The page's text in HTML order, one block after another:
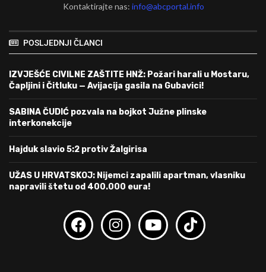
Kontaktirajte nas:info@abcportal.info
POSLJEDNJI ČLANCI
IZVJEŠĆE CIVILNE ZAŠTITE HNŽ: Požari harali u Mostaru,
Čapljini i Čitluku — Avijacija gasila na Gubavici!
SABINA ČUDIĆ pozvala na bojkot Južne plinske
interkonekcije
Hajduk slavio 5:2 protiv Žalgirisa
UŽAS U HRVATSKOJ: Nijemci zapalili apartman, vlasniku
napravili štetu od 400.000 eura!